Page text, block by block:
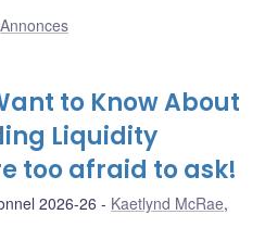
Annonces
to Know About
Liquidity
too afraid to ask!
2026-26 Kaetlynd McRae,